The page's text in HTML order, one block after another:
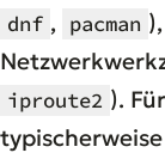
dnf , pacman
iproute2 ).
typischerweise